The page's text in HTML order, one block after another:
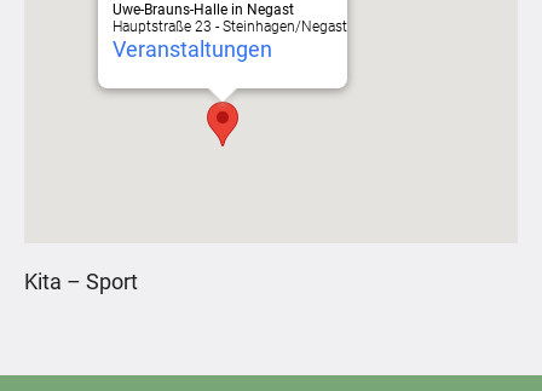
Uwe-Brauns-Halle in Negast
Hauptstraße 23 - Steinhagen/Negast
Veranstaltungen
Kita – Sport